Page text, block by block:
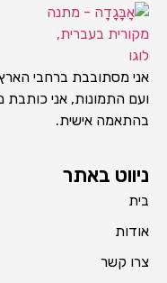
אני מסתובבת ברחבי
ועם התמונות, אני כותבת
בהתאמה אישית.
ניווט באתר
בית
אודות
צרו קשר